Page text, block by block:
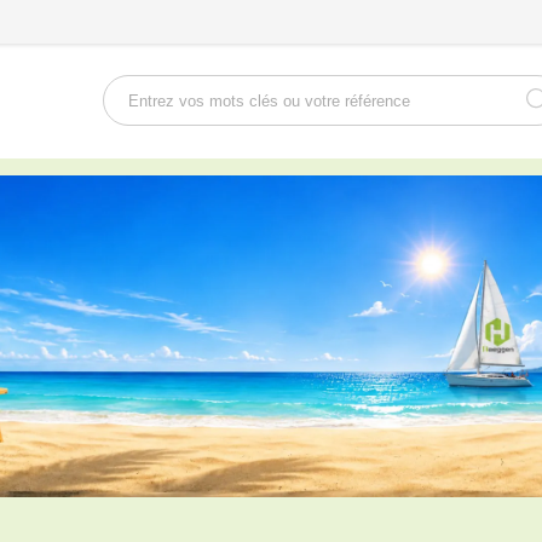
Rechercher